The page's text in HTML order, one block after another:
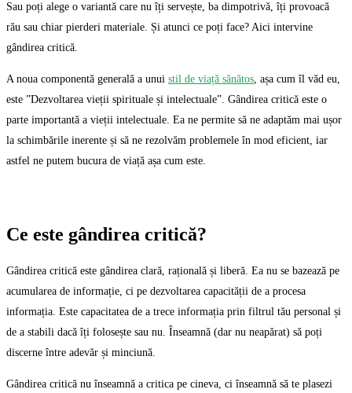
Sau poți alege o variantă care nu îți servește, ba dimpotrivă, îți provoacă
rău sau chiar pierderi materiale. Și atunci ce poți face? Aici intervine
gândirea critică.
A noua componentă generală a unui stil de viață sănătos, așa cum îl văd eu,
este ”Dezvoltarea vieții spirituale și intelectuale”. Gândirea critică este o
parte importantă a vieții intelectuale. Ea ne permite să ne adaptăm mai ușor
la schimbările inerente și să ne rezolvăm problemele în mod eficient, iar
astfel ne putem bucura de viață așa cum este.
Ce este gândirea critică?
Gândirea critică este gândirea clară, rațională și liberă. Ea nu se bazează pe
acumularea de informație, ci pe dezvoltarea capacității de a procesa
informația. Este capacitatea de a trece informația prin filtrul tău personal și
de a stabili dacă îți folosește sau nu. Înseamnă (dar nu neapărat) să poți
discerne între adevăr și minciună.
Gândirea critică nu înseamnă a critica pe cineva, ci înseamnă să te plasezi